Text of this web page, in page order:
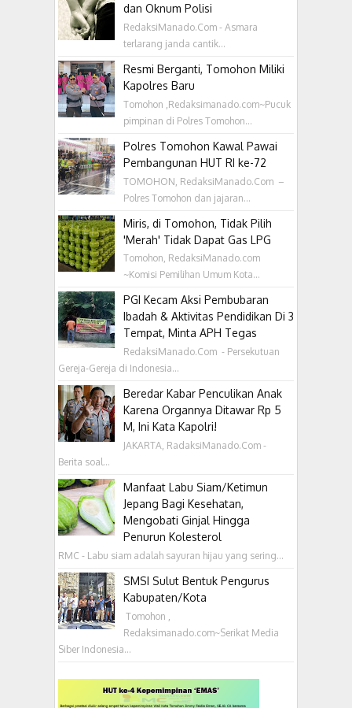
dan Oknum Polisi
RedaksiManado.Com - Asmara
terlarang janda cantik...
Resmi Berganti, Tomohon Miliki
Kapolres Baru
Tomohon ,Redaksimanado.com~Pucuk
pimpinan di Polres Tomohon...
Polres Tomohon Kawal Pawai
Pembangunan HUT RI ke-72
TOMOHON, RedaksiManado.Com –
Polres Tomohon dan jajaran...
Miris, di Tomohon, Tidak Pilih
'Merah' Tidak Dapat Gas LPG
Tomohon, RedaksiManado.com
~Komisi Pemilihan Umum Kota...
PGI Kecam Aksi Pembubaran
Ibadah & Aktivitas Pendidikan Di 3
Tempat, Minta APH Tegas
RedaksiManado.Com - Persekutuan
Gereja-Gereja di Indonesia...
Beredar Kabar Penculikan Anak
Karena Organnya Ditawar Rp 5
M, Ini Kata Kapolri!
JAKARTA, RadaksiManado.Com -
Berita soal...
Manfaat Labu Siam/Ketimun
Jepang Bagi Kesehatan,
Mengobati Ginjal Hingga
Penurun Kolesterol
RMC - Labu siam adalah sayuran hijau yang sering...
SMSI Sulut Bentuk Pengurus
Kabupaten/Kota
‎ Tomohon ,
Redaksimanado.com~Serikat Media
Siber Indonesia...